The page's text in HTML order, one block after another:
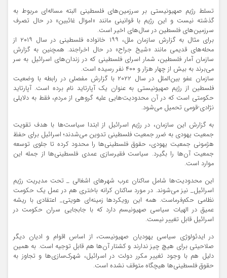
تسلط رژیم صهیونیستی بر سرزمین‌های فلسطینی البته مساله‌ای مربوط به
گذشته نیست و این رژیم با قوانینی مانند «اموال غائبین» در حال تصرف
سرزمین‌های فلسطین در سال‌های اخیر است.
برای مثال به گزارش سازمان ملل، ۱۹۹ خانواده فلسطینی در سال ۲۰۱۹ از
محله‌های قدیمی مانند «شیخ جراح» در حال اخراجند. همچنین به گزارش
سازمان آمار فلسطین، شمار اسرای فلسطینی که در زندان‌های اسرائیل به سر
می‌برند به بیش از چهار هزار و ۴۰۰ نفر رسیده است.
سازمان عفو بین‌الملل در سال ۲۰۲۲ با گزارش مفصلی در رابطه با وضعیت
فلسطین از رژیم صهیونیستی به عنوان یک آپارتاید نام برده است. آپارتاید
حکومتی است که در آن محدودیت‌هایی علیه گروهی از مردم، فقط به دلایلی
نژادی-قومی تحمیل می‌شود.
به گزارش این سازمان، در رژیم اسرائیل از ابتدا سیاست‌ها با هدف تقویت
جمعیت یهودی به ضرر جمعیت فلسطینی تدوین می‌شدند؛ اسرائیل برای حفظ
هژمونی جمعیت یهودی، حقوق فلسطینی‌ها را محدود کرده تا جلوی توسعه
جمعیت آن‌ها را بگیرد. سیاست فقیرسازی عمدی فلسطینی‌ها از جمله این
موارد است.
این محدودیت‌ها شامل ساکنان عرب شهرهای اشغالی _ تحت مدیریت رژیم
اسرائیل_ نیز می‌شوند. در مورد ساکنان کرانه باختری هم در عمل یک حکومت
نظامی حکم‌فرماست. همه این رویکردها زمینه‌ای هویتی_ اعتقادی با ریشه‌
عمیق در الهیات سیاسی صهیونیسم دارد که با جابجایی سران حکومت در
اسرائیل قابل تغییر نیست.
در ایدئولوژی سیاسی یهودیان صهیونیست، از اساس اقوام و ادیان دیگر
صلاحیتی برای هیچ چیز ندارند و کشتار آن‌ها هم قابل توجیه است. به همین
دلیل هم با وجود تغییر مکرر دولت‌ در اسرائیل، شهرک‌سازی‌ها و تجاوز به
حقوق فلسطینی‌ها هیچگاه متوقف نشده است.